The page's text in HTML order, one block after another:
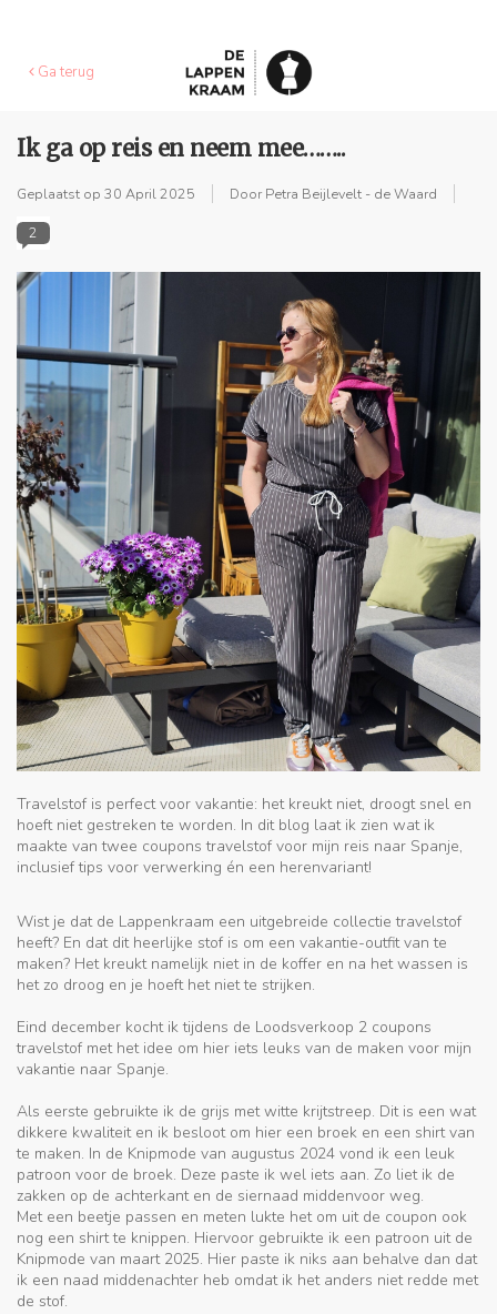
Ga terug
Ik ga op reis en neem mee……..
Geplaatst op 30 April 2025 Door Petra Beijlevelt - de Waard
2
Travelstof is perfect voor vakantie: het kreukt niet, droogt snel en
hoeft niet gestreken te worden. In dit blog laat ik zien wat ik
maakte van twee coupons travelstof voor mijn reis naar Spanje,
inclusief tips voor verwerking én een herenvariant!
Wist je dat de Lappenkraam een uitgebreide collectie travelstof
heeft? En dat dit heerlijke stof is om een vakantie-outfit van te
maken? Het kreukt namelijk niet in de koffer en na het wassen is
het zo droog en je hoeft het niet te strijken.
Eind december kocht ik tijdens de Loodsverkoop 2 coupons
travelstof met het idee om hier iets leuks van de maken voor mijn
vakantie naar Spanje.
Als eerste gebruikte ik de grijs met witte krijtstreep. Dit is een wat
dikkere kwaliteit en ik besloot om hier een broek en een shirt van
te maken. In de Knipmode van augustus 2024 vond ik een leuk
patroon voor de broek. Deze paste ik wel iets aan. Zo liet ik de
zakken op de achterkant en de siernaad middenvoor weg.
Met een beetje passen en meten lukte het om uit de coupon ook
nog een shirt te knippen. Hiervoor gebruikte ik een patroon uit de
Knipmode van maart 2025. Hier paste ik niks aan behalve dan dat
ik een naad middenachter heb omdat ik het anders niet redde met
de stof.